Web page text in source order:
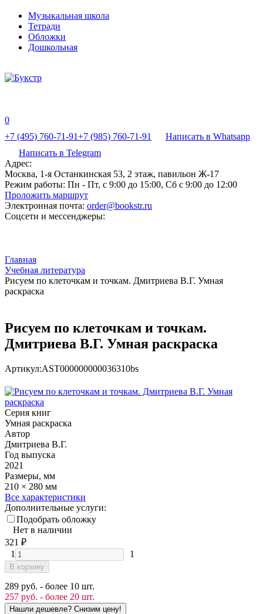
Музыкальная школа
Тетради
Обложки
Дошкольная
0
+7 (495) 760-71-91+7 (985) 760-71-91
Написать в Whatsapp
Написать в Telegram
Адрес:
Москва, 1-я Останкинская 53, 2 этаж, павильон Ж-17
Режим работы: Пн - Пт, с 9:00 до 15:00, Сб с 9:00 до 12:00
Проложить маршрут
Электронная почта: order@bookstr.ru
Соцсети и мессенджеры:
Главная
Учебная литература
Рисуем по клеточкам и точкам. Дмитриева В.Г. Умная
раскраска
Рисуем по клеточкам и точкам.
Дмитриева В.Г. Умная раскраска
Артикул:AST000000000036310bs
Серия книг
Умная раскраска
Автор
Дмитриева В.Г.
Год выпуска
2021
Размеры, мм
210 × 280 мм
Все характеристики
Дополнительные услуги:
Подобрать обложку
Нет в наличии
321 ₽
1
1
В корзину
289 руб. - более 10 шт.
257 руб. - более 20 шт.